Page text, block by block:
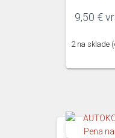
9,50 €
2 na sklade